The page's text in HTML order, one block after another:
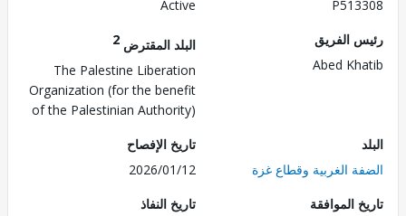
الفريق
Abed
البلد المقترض
The Palestine Liberation
Organization (for the benefit
of the Palestinian Authority)
الغربية وقطاع غزة
تاريخ الإفصاح
2026/01/12
الموافقة
تاريخ النفاذ